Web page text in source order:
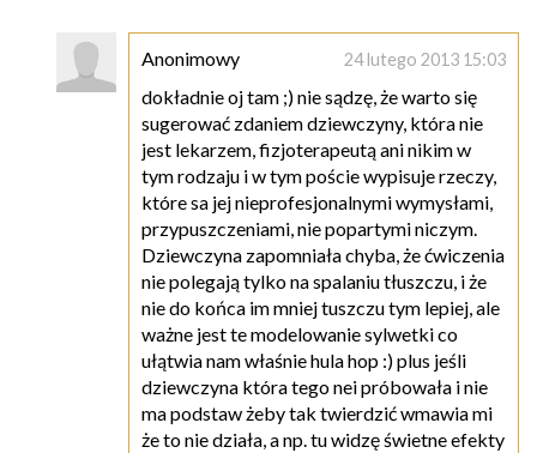
Anonimowy 24 lutego 2013 15:03
dokładnie oj tam ;) nie sądzę, że warto się
sugerować zdaniem dziewczyny, która nie
jest lekarzem, fizjoterapeutą ani nikim w
tym rodzaju i w tym poście wypisuje rzeczy,
które sa jej nieprofesjonalnymi wymysłami,
przypuszczeniami, nie popartymi niczym.
Dziewczyna zapomniała chyba, że ćwiczenia
nie polegają tylko na spalaniu tłuszczu, i że
nie do końca im mniej tuszczu tym lepiej, ale
ważne jest te modelowanie sylwetki co
ułątwia nam właśnie hula hop :) plus jeśli
dziewczyna która tego nei próbowała i nie
ma podstaw żeby tak twierdzić wmawia mi
że to nie działa, a np. tu widzę świetne efekty